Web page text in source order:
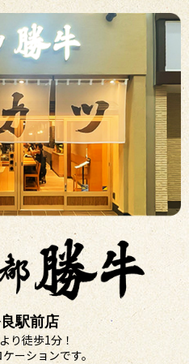
駅前店
り徒歩1分！
ーションです。